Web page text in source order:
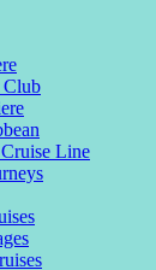
Club
Line